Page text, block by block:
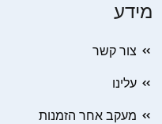
מידע
צור קשר
עלינו
מעקב אחר הזמנות